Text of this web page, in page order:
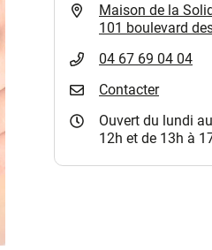
Maison de la
101 boulevard
04 67 69 04 04
Contacter
Ouvert du lundi
12h et de 13h à